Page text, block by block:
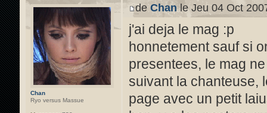
Chan
Ryo versus Massue
deChanle Jeu 04 Oct
j'ai deja le mag :p
honnetement sauf si
presentees, le mag
suivant la chanteuse,
page avec un petit